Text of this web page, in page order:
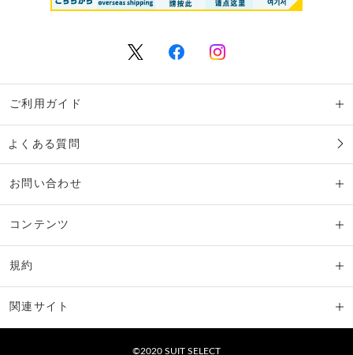
ご利用ガイド
よくある質問
お問い合わせ
コンテンツ
規約
関連サイト
©2020 SUIT SELECT